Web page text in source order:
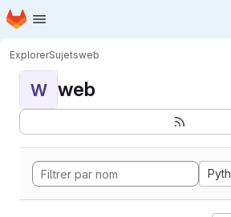
Passer au contenu principal
Page d'accueil
ExplorerSujetsweb
W web